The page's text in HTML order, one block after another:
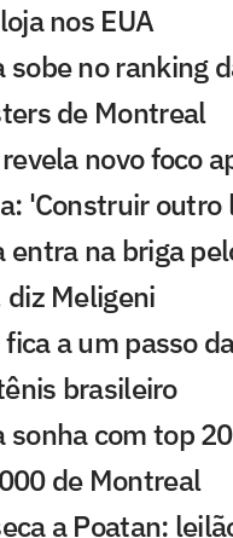
nos EUA
sobe no ranking
de Montreal
novo foco
'Construir outro
entra na briga
Meligeni
a um passo
brasileiro
sonha com top
de Montreal
a Poatan: